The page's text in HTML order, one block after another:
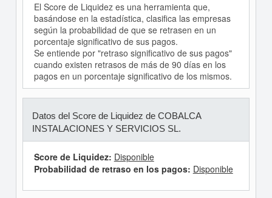
El Score de Liquidez es una herramienta que,
basándose en la estadística, clasifica las empresas
según la probabilidad de que se retrasen en un
porcentaje significativo de sus pagos.
Se entiende por "retraso significativo de sus pagos"
cuando existen retrasos de más de 90 días en los
pagos en un porcentaje significativo de los mismos.
Datos del Score de Liquidez de COBALCA
INSTALACIONES Y SERVICIOS SL.
Score de Liquidez: Disponible
Probabilidad de retraso en los pagos: Disponible